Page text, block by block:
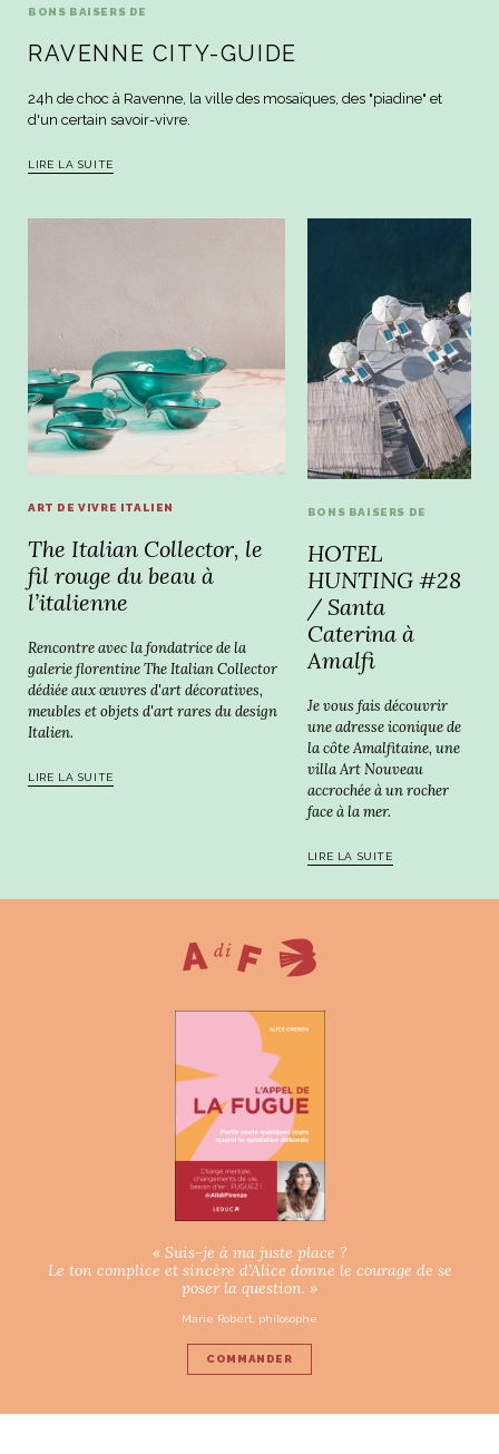
BONS BAISERS DE
RAVENNE CITY-GUIDE
24h de choc à Ravenne, la ville des mosaïques, des "piadine" et
d'un certain savoir-vivre.
LIRE LA SUITE
ART DE VIVRE ITALIEN
The Italian Collector, le
fil rouge du beau à
l’italienne
Rencontre avec la fondatrice de la
galerie florentine The Italian Collector
dédiée aux œuvres d'art décoratives,
meubles et objets d'art rares du design
Italien.
LIRE LA SUITE
BONS BAISERS DE
HOTEL
HUNTING #28
/ Santa
Caterina à
Amalfi
Je vous fais découvrir
une adresse iconique de
la côte Amalfitaine, une
villa Art Nouveau
accrochée à un rocher
face à la mer.
LIRE LA SUITE
« Suis-je à ma juste place ?
Le ton complice et sincère d’Alice donne le courage de se
poser la question. »
Marie Robert, philosophe
COMMANDER